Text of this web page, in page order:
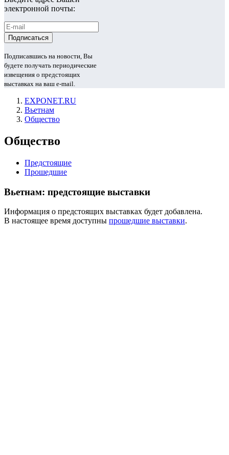
электронной почты:
Подписавшись на новости, Вы
будете получать периодические
извещения о предстоящих
выставках на ваш e-mail.
EXPONET.RU
Вьетнам
Общество
Общество
Предстоящие
Прошедшие
Вьетнам: предстоящие выставки
Информация о предстоящих выставках будет добавлена.
В настоящее время доступны прошедшие выставки.